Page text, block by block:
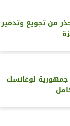
من تجويع وتدمير
جمهورية لوغانسك